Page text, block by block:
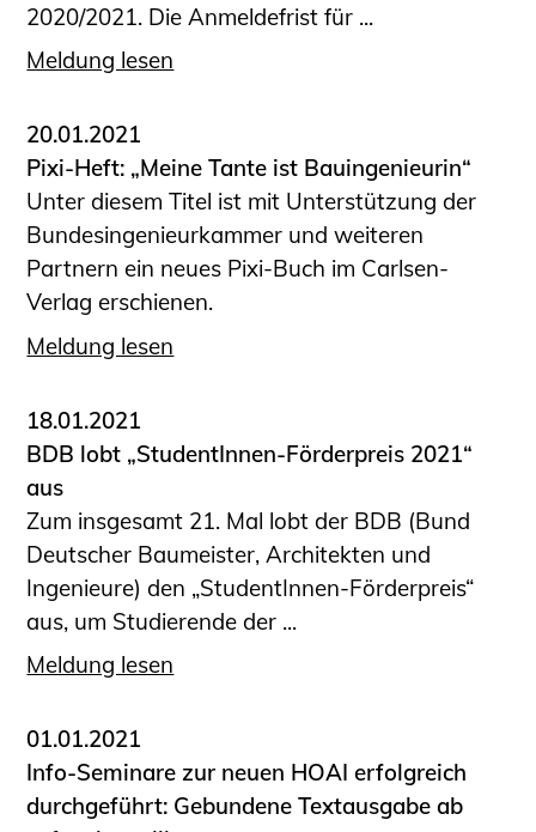
2020/2021. Die Anmeldefrist für ...
Meldung lesen
20.01.2021
Pixi-Heft: „Meine Tante ist Bauingenieurin“
Unter diesem Titel ist mit Unterstützung der
Bundesingenieurkammer und weiteren
Partnern ein neues Pixi-Buch im Carlsen-
Verlag erschienen.
Meldung lesen
18.01.2021
BDB lobt „StudentInnen-Förderpreis 2021“
aus
Zum insgesamt 21. Mal lobt der BDB (Bund
Deutscher Baumeister, Architekten und
Ingenieure) den „StudentInnen-Förderpreis“
aus, um Studierende der ...
Meldung lesen
01.01.2021
Info-Seminare zur neuen HOAI erfolgreich
durchgeführt: Gebundene Textausgabe ab